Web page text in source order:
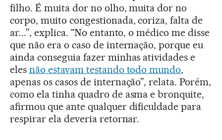
filho. É muita dor no olho, muita dor no
corpo, muito congestionada, coriza, falta de
ar...”, explica. "No entanto, o médico me disse
que não era o caso de internação, porque eu
ainda conseguia fazer minhas atividades e
eles não estavam testando todo mundo,
apenas os casos de internação”, relata. Porém,
como ela tinha quadro de asma e bronquite,
afirmou que ante qualquer dificuldade para
respirar ela deveria retornar.